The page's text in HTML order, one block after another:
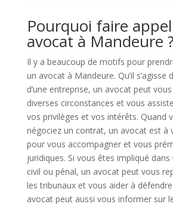
Pourquoi faire
avocat à Mandeure
Il y a beaucoup de motifs pour
un avocat à Mandeure. Qu’il s’agisse
d’une entreprise, un avocat peut
diverses circonstances et vous
vos privilèges et vos intérêts. Quand
négociez un contrat, un avocat est à
pour vous accompagner et vous
juridiques. Si vous êtes impliqué dans
civil ou pénal, un avocat peut vous
les tribunaux et vous aider à
avocat peut aussi vous informer sur